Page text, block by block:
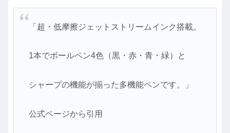
「超・低摩擦ジェットストリームインク搭載。
1本でボールペン4色（黒・赤・青・緑）と
シャープの機能が揃った多機能ペンです。」
公式ページから引用